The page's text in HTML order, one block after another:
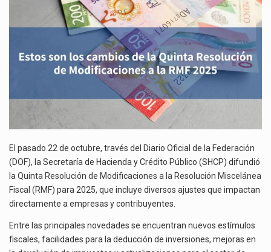
El superávit comercial de México con Estados Unidos alcanzó 102,581 millones de dólares (mdd) en…
El Tribunal Federal de Justicia Administrativa (TFJA), a través de su Segunda Sala Regional en…
Los créditos fiscales determinados a empresas IMMEX rara vez nacen de una interpretación equivocada de…
LA
QUINTA
RESOLUCIÓN
DE
MODIFICACIONES
A
LA
RMF
2025
El pasado 22 de octubre, través del Diario Oficial de la Federación
(DOF), la Secretaría de Hacienda y Crédito Público (SHCP) difundió
laQuinta Resolución de Modificaciones a la Resolución Miscelánea
Fiscal (RMF) para 2025, que incluye diversos ajustes que impactan
directamente a empresas y contribuyentes.
Entre las principales novedades se encuentran nuevos estímulos
fiscales, facilidades para la deducción de inversiones, mejoras en